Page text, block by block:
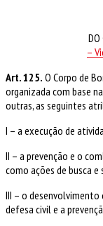
DO
–
Art. 125. O Corpo de
organizada com base
outras, as seguintes
I – a execução de
II – a prevenção e o
como ações de busca
III – o desenvolvimento
defesa civil e a